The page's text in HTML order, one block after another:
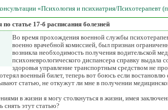
«Психология и психиатрия/Психотерапевт
статье 17-б расписания болезней
Во время прохождения военной службы
военно врачебной комиссией, был признан
возникла необходимость получения водительской
психоневрологического диспансера справку выдала
здоровья управление транспортным средством не
военный билет, теперь вот боюсь если
статью, не откужут ли мне в получении
в жизни я могу столкнуться в жизни, имея
снять этут статью?